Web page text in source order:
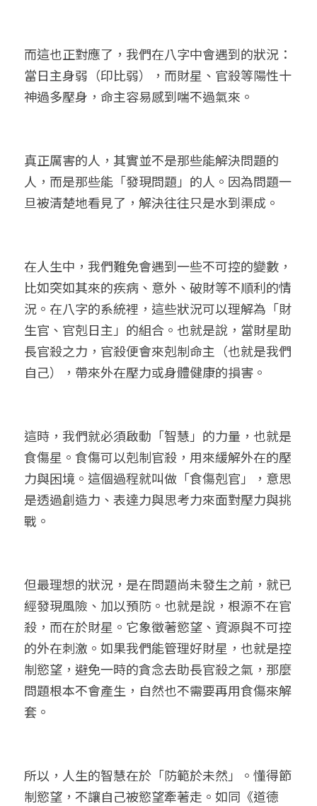
而這也正對應了，我們在八字中會遇到的狀況：
當日主身弱（印比弱），而財星、官殺等陽性十
神過多壓身，命主容易感到喘不過氣來。
真正厲害的人，其實並不是那些能解決問題的
人，而是那些能「發現問題」的人。因為問題一
旦被清楚地看見了，解決往往只是水到渠成。
在人生中，我們難免會遇到一些不可控的變數，
比如突如其來的疾病、意外、破財等不順利的情
況。在八字的系統裡，這些狀況可以理解為「財
生官、官剋日主」的組合。也就是說，當財星助
長官殺之力，官殺便會來剋制命主（也就是我們
自己），帶來外在壓力或身體健康的損害。
這時，我們就必須啟動「智慧」的力量，也就是
食傷星。食傷可以剋制官殺，用來緩解外在的壓
力與困境。這個過程就叫做「食傷剋官」，意思
是透過創造力、表達力與思考力來面對壓力與挑
戰。
但最理想的狀況，是在問題尚未發生之前，就已
經發現風險、加以預防。也就是說，根源不在官
殺，而在於財星。它象徵著慾望、資源與不可控
的外在刺激。如果我們能管理好財星，也就是控
制慾望，避免一時的貪念去助長官殺之氣，那麼
問題根本不會產生，自然也不需要再用食傷來解
套。
所以，人生的智慧在於「防範於未然」。懂得節
制慾望，不讓自己被慾望牽著走。如同《道德